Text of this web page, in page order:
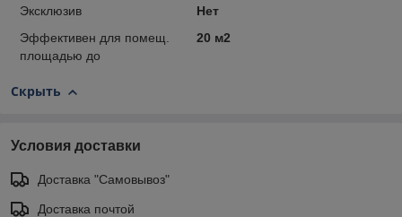
Эксклюзив
Нет
Эффективен для помещ.
площадью до
20 м2
Скрыть
Условия доставки
Доставка "Самовывоз"
Доставка почтой